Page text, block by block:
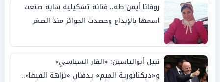
روفانا أيمن طه.. فنانة تشكيلية شابة صنعت
اسمها بالإبداع وحصدت الجوائز منذ الصغر
نبيل أبوالياسين: «الفار السياسي»
و«ديكتاتورية الميم» يدفنان «نزاهة الفيفا»..